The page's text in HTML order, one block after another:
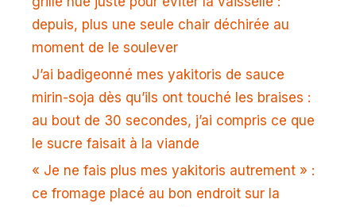
depuis, plus une seule chair déchirée au
moment de le soulever
J’ai badigeonné mes yakitoris de sauce
mirin-soja dès qu’ils ont touché les braises :
au bout de 30 secondes, j’ai compris ce que
le sucre faisait à la viande
« Je ne fais plus mes yakitoris autrement » :
ce fromage placé au bon endroit sur la